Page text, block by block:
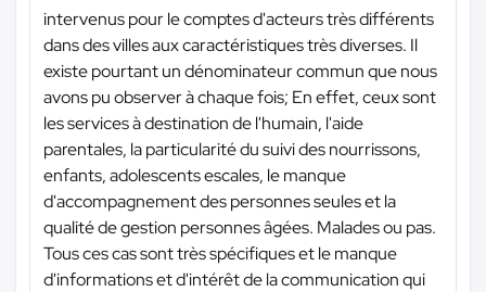
intervenus pour le comptes d'acteurs très différents
dans des villes aux caractéristiques très diverses. Il
existe pourtant un dénominateur commun que nous
avons pu observer à chaque fois; En effet, ceux sont
les services à destination de l'humain, l'aide
parentales, la particularité du suivi des nourrissons,
enfants, adolescents escales, le manque
d'accompagnement des personnes seules et la
qualité de gestion personnes âgées. Malades ou pas.
Tous ces cas sont très spécifiques et le manque
d'informations et d'intérêt de la communication qui